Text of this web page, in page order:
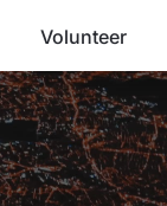
Volunteer